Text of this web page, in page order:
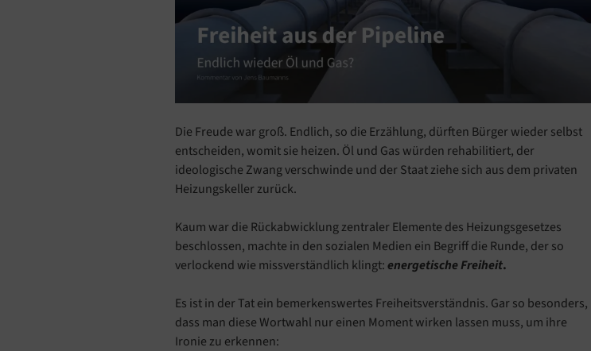
Die Freude war groß. Endlich, so die Erzählung, dürften Bürger wieder selbst
entscheiden, womit sie heizen. Öl und Gas würden rehabilitiert, der
ideologische Zwang verschwinde und der Staat ziehe sich aus dem privaten
Heizungskeller zurück.
Kaum war die Rückabwicklung zentraler Elemente des Heizungsgesetzes
beschlossen, machte in den sozialen Medien ein Begriff die Runde, der so
verlockend wie missverständlich klingt:energetische Freiheit.
Es ist in der Tat ein bemerkenswertes Freiheitsverständnis. Gar so besonders,
dass man diese Wortwahl nur einen Moment wirken lassen muss, um ihre
Ironie zu erkennen: